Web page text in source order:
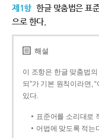
제1항 한글 맞춤법은 표
으로 한다.
해설
이 조항은 한글 맞춤법
되”가 기본 원칙이라면,
있다.
표준어를 소리대로
어법에 맞도록 적는